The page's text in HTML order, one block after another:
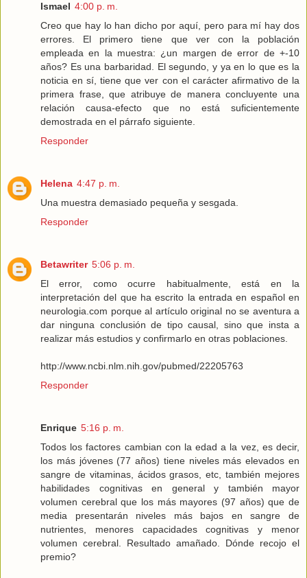
Ismael 4:00 p. m.
Creo que hay lo han dicho por aquí, pero para mí hay dos
errores. El primero tiene que ver con la población
empleada en la muestra: ¿un margen de error de +-10
años? Es una barbaridad. El segundo, y ya en lo que es la
noticia en sí, tiene que ver con el carácter afirmativo de la
primera frase, que atribuye de manera concluyente una
relación causa-efecto que no está suficientemente
demostrada en el párrafo siguiente.
Responder
Helena 4:47 p. m.
Una muestra demasiado pequeña y sesgada.
Responder
Betawriter 5:06 p. m.
El error, como ocurre habitualmente, está en la
interpretación del que ha escrito la entrada en español en
neurologia.com porque al artículo original no se aventura a
dar ninguna conclusión de tipo causal, sino que insta a
realizar más estudios y confirmarlo en otras poblaciones.
http://www.ncbi.nlm.nih.gov/pubmed/22205763
Responder
Enrique 5:16 p. m.
Todos los factores cambian con la edad a la vez, es decir,
los más jóvenes (77 años) tiene niveles más elevados en
sangre de vitaminas, ácidos grasos, etc, también mejores
habilidades cognitivas en general y también mayor
volumen cerebral que los más mayores (97 años) que de
media presentarán niveles más bajos en sangre de
nutrientes, menores capacidades cognitivas y menor
volumen cerebral. Resultado amañado. Dónde recojo el
premio?